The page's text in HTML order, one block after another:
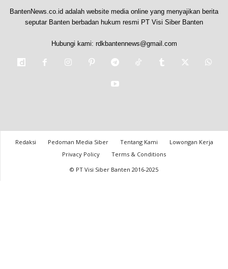
BantenNews.co.id adalah website media online yang menyajikan berita
seputar Banten berbadan hukum resmi PT Visi Siber Banten
Hubungi kami: rdkbantennews@gmail.com
Redaksi Pedoman Media Siber Tentang Kami
Lowongan Kerja
Privacy Policy
Terms & Conditions
© PT Visi Siber Banten 2016-2025